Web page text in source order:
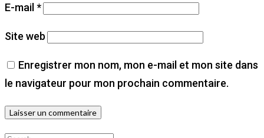
E-mail *
Site web
Enregistrer mon nom, mon e-mail et mon site dans
le navigateur pour mon prochain commentaire.